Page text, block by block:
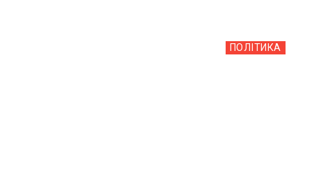
ПОЛІТИКА